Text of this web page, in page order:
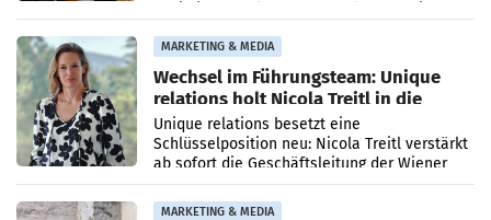
MARKETING & MEDIA
Wechsel im Führungsteam: Unique
relations holt Nicola Treitl in die
Geschäftsleitung
Unique relations besetzt eine
Schlüsselposition neu: Nicola Treitl verstärkt
ab sofort die Geschäftsleitung der Wiener
PR-Agentur an der Seite von Josef Kalina und
Anna Kalina-Mahr.
MARKETING & MEDIA